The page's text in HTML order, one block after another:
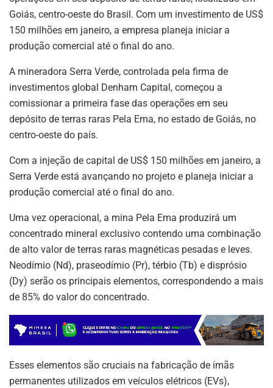
A
p
p
dI
n
b
o
o
k
a
m
Goiás, centro-oeste do Brasil. Com um investimento de US$
150 milhões em janeiro, a empresa planeja iniciar a
produção comercial até o final do ano.
A mineradora Serra Verde, controlada pela firma de
investimentos global Denham Capital, começou a
comissionar a primeira fase das operações em seu
depósito de terras raras Pela Ema, no estado de Goiás, no
centro-oeste do país.
Com a injeção de capital de US$ 150 milhões em janeiro, a
Serra Verde está avançando no projeto e planeja iniciar a
produção comercial até o final do ano.
Uma vez operacional, a mina Pela Ema produzirá um
concentrado mineral exclusivo contendo uma combinação
de alto valor de terras raras magnéticas pesadas e leves.
Neodímio (Nd), praseodímio (Pr), térbio (Tb) e disprósio
(Dy) serão os principais elementos, correspondendo a mais
de 85% do valor do concentrado.
Esses elementos são cruciais na fabricação de ímãs
permanentes utilizados em veículos elétricos (EVs),